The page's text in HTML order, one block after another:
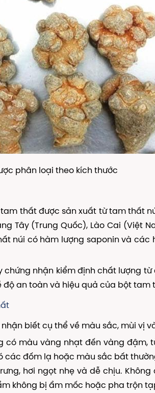
phân loại theo kích thước
thất được sản xuất từ tam thất
Tây (Trung Quốc), Lào Cai (Việt
núi có hàm lượng saponin và
chứng nhận kiểm định chất lượng
an toàn và hiệu quả của bột tam
biết cụ thể về màu sắc, mùi vị
màu vàng nhạt đến vàng đậm,
các đốm lạ hoặc màu sắc bất
hơi ngọt nhẹ và dễ chịu. Không
không bị ẩm mốc hoặc pha trộn